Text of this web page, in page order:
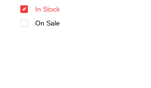
In Stock
On Sale